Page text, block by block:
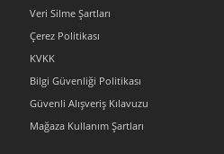
Veri Silme Şartları
Çerez Politikası
KVKK
Bilgi Güvenliği Politikası
Güvenli Alışveriş Kılavuzu
Mağaza Kullanım Şartları